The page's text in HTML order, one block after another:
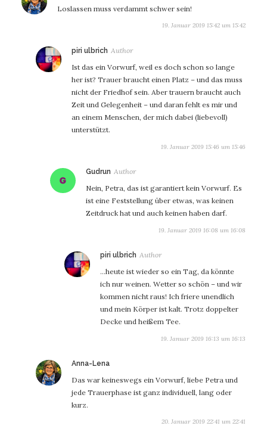
Loslassen muss verdammt schwer sein!
19. Januar 2019 15:42 um 15:42
piri ulbrich sagt:
Ist das ein Vorwurf, weil es doch schon so lange
her ist? Trauer braucht einen Platz – und das muss
nicht der Friedhof sein. Aber trauern braucht auch
Zeit und Gelegenheit – und daran fehlt es mir und
an einem Menschen, der mich dabei (liebevoll)
unterstützt.
19. Januar 2019 15:46 um 15:46
Gudrun sagt:
Nein, Petra, das ist garantiert kein Vorwurf. Es
ist eine Feststellung über etwas, was keinen
Zeitdruck hat und auch keinen haben darf.
19. Januar 2019 16:08 um 16:08
piri ulbrich sagt:
…heute ist wieder so ein Tag, da könnte
ich nur weinen. Wetter so schön – und wir
kommen nicht raus! Ich friere unendlich
und mein Körper ist kalt. Trotz doppelter
Decke und heißem Tee.
19. Januar 2019 16:13 um 16:13
Anna-Lena
Das war keineswegs ein Vorwurf, liebe Petra und
jede Trauerphase ist ganz individuell, lang oder
kurz.
20. Januar 2019 22:41 um 22:41